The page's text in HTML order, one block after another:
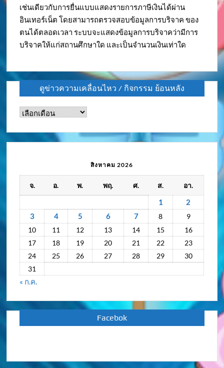
เช่นเดียวกับการยื่นแบบแสดงรายการภาษีเงินได้ผ่าน
อินเทอร์เน็ต โดยสามารถตรวจสอบข้อมูลการบริจาค ของ
ตนได้ตลอดเวลา ระบบจะแสดงข้อมูลการบริจาคว่ามีการ
บริจาคให้แก่สถานศึกษาใด และเป็นจำนวนเงินเท่าใด
ดูข่าวความเคลื่อนไหว / กิจกรรม ย้อนหลัง
ดู
กิจกรรม
ย้อน
สิงหาคม 2026
จ. อ. พ. พฤ. ศ. ส. อา.
1
2
3
4 5 6 7 8
9
10
11 12 13 14 15
16
17
18 19 20 21 22
23
24
25 26 27 28 29
30
31
« ก.ค.
Facebok